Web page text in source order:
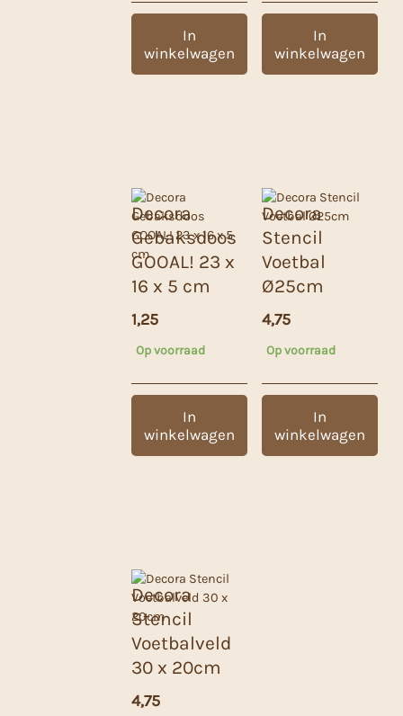
In
winkelwagen
In
winkelwagen
Decora
Gebaksdoos
GOOAL! 23 x
16 x 5 cm
1,25
Op voorraad
In
winkelwagen
Decora
Stencil
Voetbal
Ø25cm
4,75
Op voorraad
In
winkelwagen
Decora
Stencil
Voetbalveld
30 x 20cm
4,75